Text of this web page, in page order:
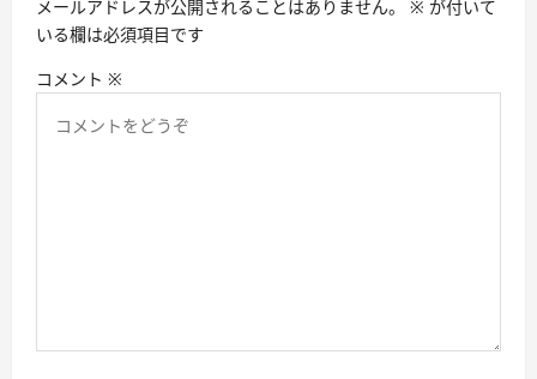
ン
メールアドレスが公開されることはありません。 ※ が付いて
いる欄は必須項目です
コメント ※